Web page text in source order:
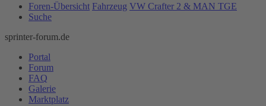
Foren-Übersicht Fahrzeug VW Crafter 2 & MAN TGE
Suche
sprinter-forum.de
Portal
Forum
FAQ
Galerie
Marktplatz